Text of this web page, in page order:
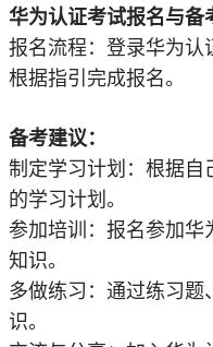
华为认证考试报名与备
报名流程：登录华为认
根据指引完成报名。
备考建议：
制定学习计划：根据
的学习计划。
参加培训：报名参加
知识。
多做练习：通过练习
识。